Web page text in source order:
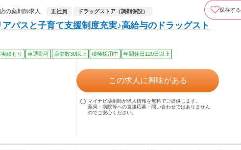
の薬剤師求人
正社員 ドラッグストア（調剤併設） 保存する
パスと子育て支援制度充実♪高給与のドラッグスト
績有り 車通勤可 店舗数30以上 積極採用中 年間休日120日以上
この求人に興味がある
マイナビ薬剤師が求人情報を無料でご提供します。
薬局・病院等への直接応募・問い合わせではありません
のでご安心ください。